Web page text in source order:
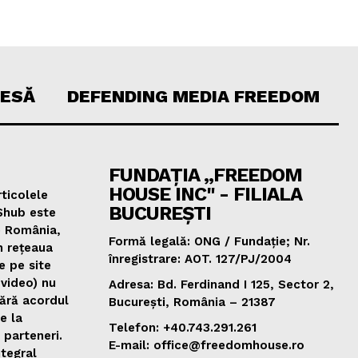
DEFENDING MEDIA FREEDOM
este
rețeaua
pe site
nu
acordul
la
parteneri.
FUNDAȚIA „FREEDOM
HOUSE INC" - FILIALA
BUCUREȘTI
Formă legală: ONG / Fundație; Nr.
înregistrare: AOT. 127/PJ/2004
Adresa: Bd. Ferdinand I 125, Sector 2,
București, România – 21387
Telefon: +40.743.291.261
E-mail: office@freedomhouse.ro